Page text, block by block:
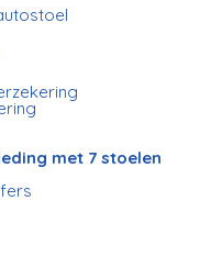
met 7 stoelen